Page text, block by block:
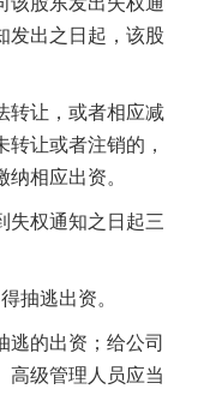
发出之日起，该股
让，或者相应减
让或者注销的，
相应出资。
权通知之日起三
逃出资。
的出资；给公司
高级管理人员应当